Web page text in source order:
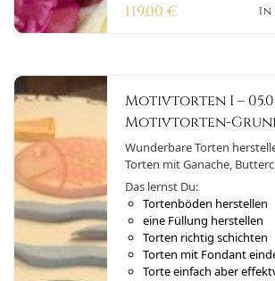
119,00 € In
Motivtorten I –
Motivtorten-
Wunderbare Torten
Torten mit Ganache,
Konditorcreme schichten.
Fondant eindecken.
Verzierung herstellen, die
leicht zu lernen sind. Stell
Motivtorte her!
Das lernst Du:
Tortenböden herstellen
eine Füllung herstellen
Torten richtig schichten
Torten mit Fondant
Torte einfach aber